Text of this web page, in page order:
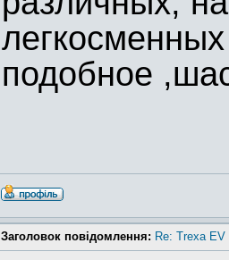
подобное
Заголовок повідомлення: Re: Trexa EV